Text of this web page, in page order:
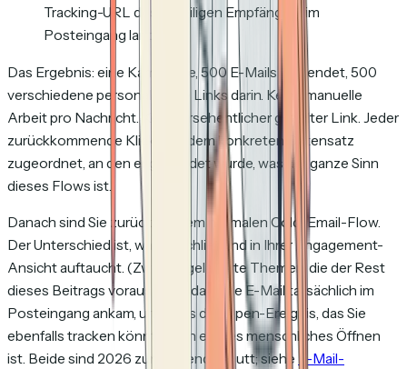
Tracking-URL des jeweiligen Empfängers im
Posteingang landet.
Das Ergebnis: eine Kampagne, 500 E-Mails versendet, 500
verschiedene personalisierte Links darin. Keine manuelle
Arbeit pro Nachricht. Kein versehentlicher geteilter Link. Jeder
zurückkommende Klick wird dem konkreten Datensatz
zugeordnet, an den er gesendet wurde, was der ganze Sinn
dieses Flows ist.
Danach sind Sie zurück in Ihrem normalen Cold-Email-Flow.
Der Unterschied ist, was anschließend in Ihrer Engagement-
Ansicht auftaucht. (Zwei vorgelagerte Themen, die der Rest
dieses Beitrags voraussetzt: dass die E-Mail tatsächlich im
Posteingang ankam, und dass das Open-Ereignis, das Sie
ebenfalls tracken könnten, ein echtes menschliches Öffnen
ist. Beide sind 2026 zunehmend kaputt; siehe E-Mail-